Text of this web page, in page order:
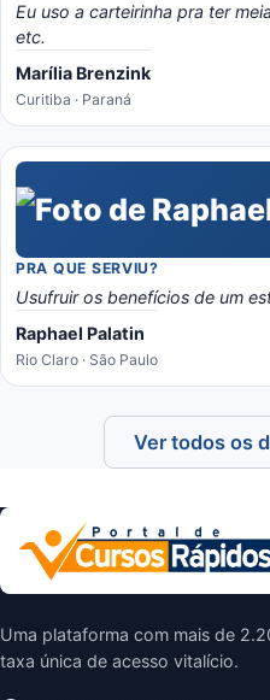
Eu uso a carteirinha pra ter
etc.
Marília Brenzink
Curitiba · Paraná
PRA QUE SERVIU?
Usufruir os benefícios de um
Raphael Palatin
Rio Claro · São Paulo
Ver todos os
Uma plataforma com mais de
taxa única de acesso vitalício.